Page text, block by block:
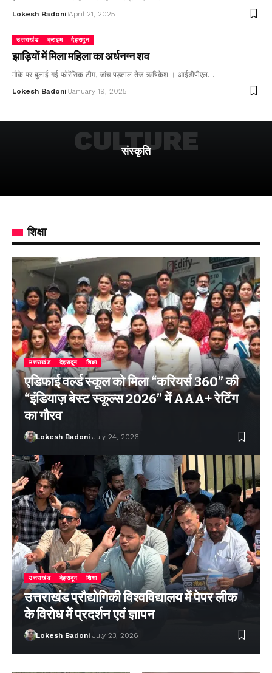
Lokesh Badoni April 21, 2025
उत्तराखंड क्राइम देहरादून
झाड़ियों में मिला महिला का अर्धनग्न शव
मौके पर बुलाई गई फोरेंसिक टीम, जांच पड़ताल तेज ऋषिकेश । आईडीपीएल…
Lokesh Badoni January 19, 2025
संस्कृति
CULTURE
शिक्षा
उत्तराखंड देहरादून शिक्षा
एडिफाई वर्ल्ड स्कूल को मिला “करियर्स 360” की
“इंडियाज़ बेस्ट स्कूल्स 2026” में AAA+ रेटिंग
का गौरव
Lokesh Badoni July 24, 2026
उत्तराखंड देहरादून शिक्षा
उत्तराखंड प्रौद्योगिकी विश्वविद्यालय में पेपर लीक
के विरोध में प्रदर्शन एवं ज्ञापन
Lokesh Badoni July 23, 2026